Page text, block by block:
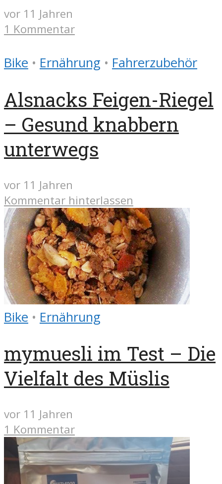
vor 11 Jahren
1 Kommentar
Bike • Ernährung • Fahrerzubehör
Alsnacks Feigen-Riegel
– Gesund knabbern
unterwegs
vor 11 Jahren
Kommentar hinterlassen
Bike • Ernährung
mymuesli im Test – Die
Vielfalt des Müslis
vor 11 Jahren
1 Kommentar